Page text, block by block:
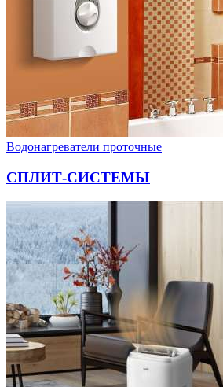
Водонагреватели проточные
СПЛИТ-СИСТЕМЫ